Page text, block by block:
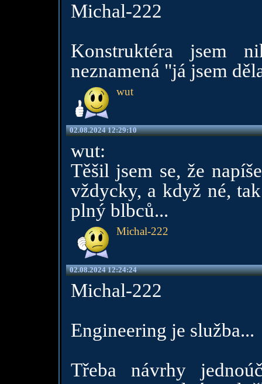
Michal-222
Konstruktéra jsem
neznamená "já jsem
wut
02.08.2024 12:29:10
wut:
Těšil jsem se, že
vždycky, a když né,
plný blbců...
Michal-222
02.08.2024 12:24:24
Michal-222
Engineering je služba...
Třeba návrhy